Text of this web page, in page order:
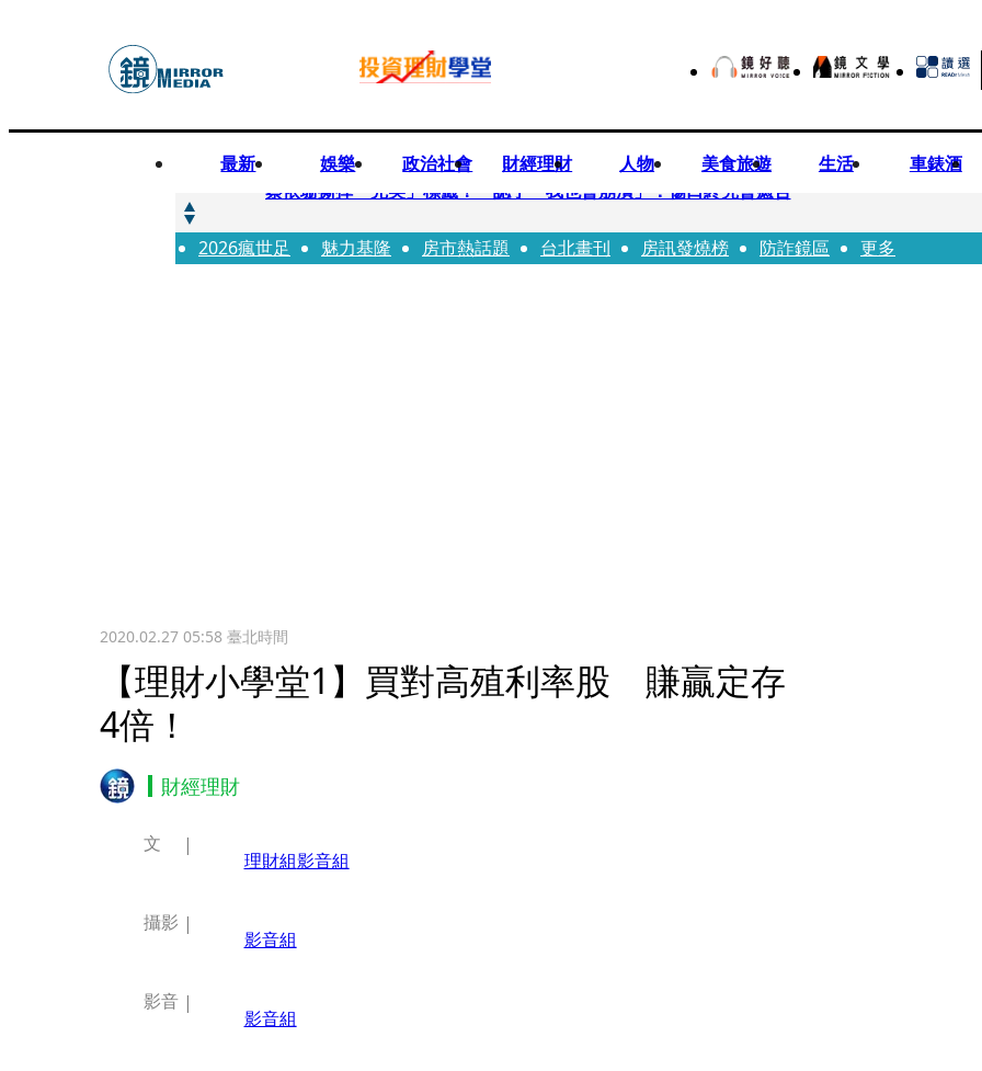
最新 娛樂 政治社會 財經理財 人物 美食旅遊 生活 車錶酒
快訊
蔡依珊撕掉「完美」標籤！ 認了「我也會崩潰」：傷口終究會癒合
快訊
超模米蘭達離婚奧蘭多布魯13年！ 罕談前夫「像哥哥一樣」曝相處模式
2026瘋世足 魅力基隆 房市熱話題 台北畫刊 房訊發燒榜 防詐鏡區 更多
2020.02.27 05:58臺北時間
【理財小學堂1】買對高殖利率股 賺贏定存
4倍！
財經理財
文
理財組影音組
攝影
影音組
影音
影音組